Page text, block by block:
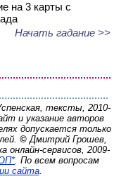
на 3 карты с
Начать гадание >>
тексты, 2010-
и указание авторов
допускается только
© Дмитрий Грошев,
онлайн-сервисов, 2009-
. По всем вопросам
сайта.